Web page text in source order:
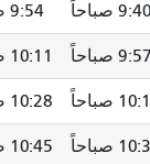
10:02 صباحاً
10:19 صباحاً
10:36 صباحاً
10:53 صباحاً